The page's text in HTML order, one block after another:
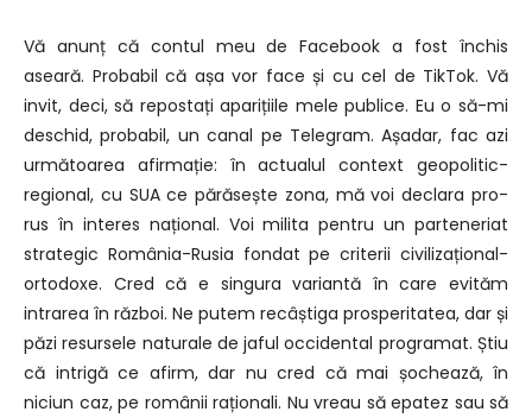
Vă anunț că contul meu de Facebook a fost închis
aseară. Probabil că așa vor face și cu cel de TikTok. Vă
invit, deci, să repostați aparițiile mele publice. Eu o să-mi
deschid, probabil, un canal pe Telegram. Așadar, fac azi
următoarea afirmație: în actualul context geopolitic-
regional, cu SUA ce părăsește zona, mă voi declara pro-
rus în interes național. Voi milita pentru un parteneriat
strategic România-Rusia fondat pe criterii civilizațional-
ortodoxe. Cred că e singura variantă în care evităm
intrarea în război. Ne putem recâștiga prosperitatea, dar și
păzi resursele naturale de jaful occidental programat. Știu
că intrigă ce afirm, dar nu cred că mai șochează, în
niciun caz, pe românii raționali. Nu vreau să epatez sau să